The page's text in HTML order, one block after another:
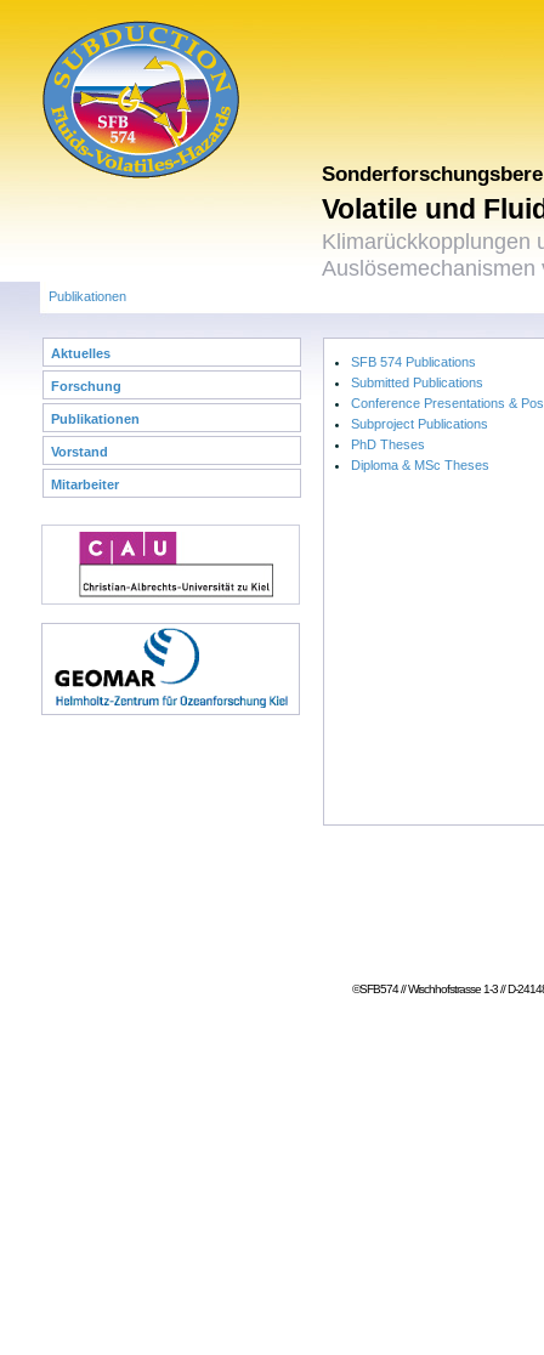
Volatile und
Klimarückkopplungen
Publikationen
Aktuelles
Forschung
Publikationen
Vorstand
Mitarbeiter
SFB 574 Publications
Submitted Publications
Conference Presentations &
Subproject Publications
PhD Theses
Diploma & MSc Theses
©SFB574 // Wischhofstrasse 1-3 // D-